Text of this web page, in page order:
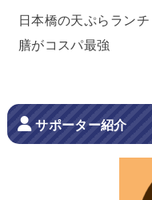
日本橋の天ぷらラン
膳がコスパ最強
サポーター紹介